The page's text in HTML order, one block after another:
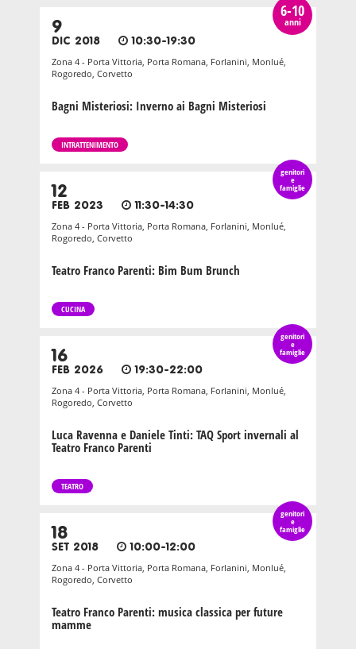
6-10
anni
9
DIC 2018 10:30-19:30
Zona 4 - Porta Vittoria, Porta Romana, Forlanini, Monlué,
Rogoredo, Corvetto
Bagni Misteriosi: Inverno ai Bagni Misteriosi
INTRATTENIMENTO
genitori
e
famiglie
12
FEB 2023 11:30-14:30
Zona 4 - Porta Vittoria, Porta Romana, Forlanini, Monlué,
Rogoredo, Corvetto
Teatro Franco Parenti: Bim Bum Brunch
CUCINA
genitori
e
famiglie
16
FEB 2026 19:30-22:00
Zona 4 - Porta Vittoria, Porta Romana, Forlanini, Monlué,
Rogoredo, Corvetto
Luca Ravenna e Daniele Tinti: TAQ Sport invernali al
Teatro Franco Parenti
TEATRO
genitori
e
famiglie
18
SET 2018 10:00-12:00
Zona 4 - Porta Vittoria, Porta Romana, Forlanini, Monlué,
Rogoredo, Corvetto
Teatro Franco Parenti: musica classica per future
mamme